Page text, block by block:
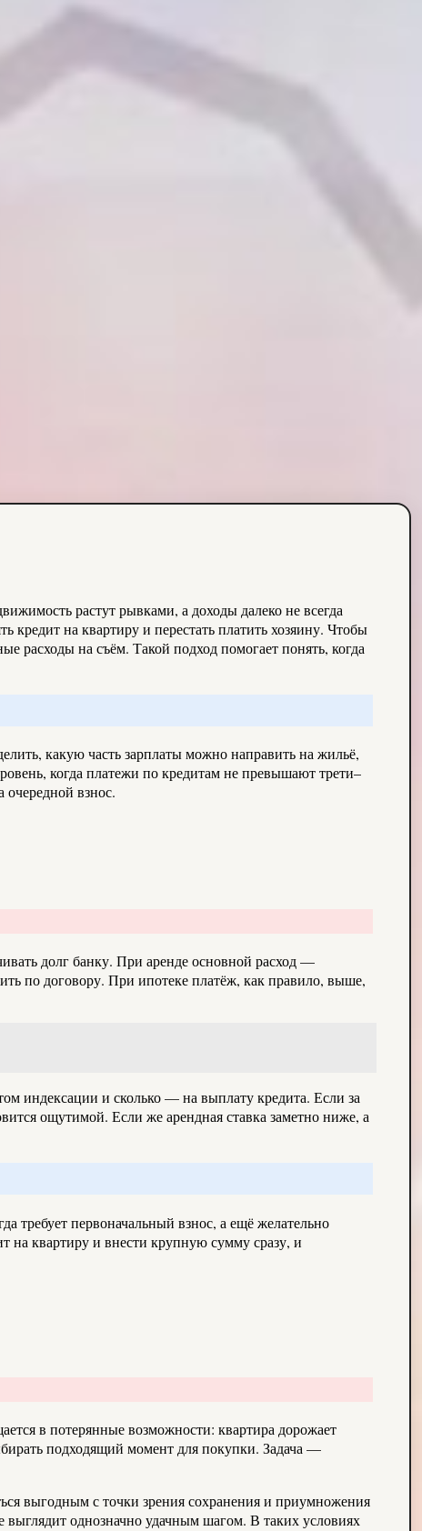
растут рывками, а доходы далеко не всегда
кредит на квартиру и перестать платить хозяину. Чтобы
расходы на съём. Такой подход помогает понять, когда
какую часть зарплаты можно направить на жильё,
когда платежи по кредитам не превышают трети–
очередной взнос.
долг банку. При аренде основной расход —
по договору. При ипотеке платёж, как правило, выше,
индексации и сколько — на выплату кредита. Если за
ощутимой. Если же арендная ставка заметно ниже, а
требует первоначальный взнос, а ещё желательно
на квартиру и внести крупную сумму сразу, и
в потерянные возможности: квартира дорожает
подходящий момент для покупки. Задача —
выгодным с точки зрения сохранения и приумножения
выглядит однозначно удачным шагом. В таких условиях